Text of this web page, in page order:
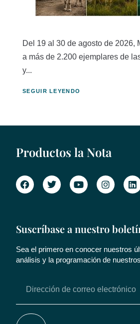
Del 19 al 30 de agosto de 2026,
a más de 2.200 ejemplares de
y...
SEGUIR LEYENDO
Productos la Nota
Suscríbase a nuestro
Sea el primero en conocer nuestros
análisis y la programación de